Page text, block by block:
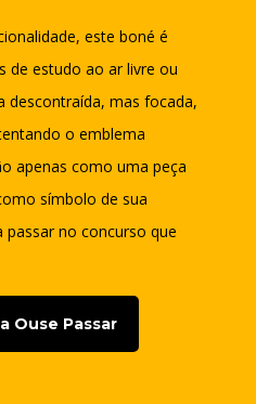
este boné é
de estudo ao ar livre ou
descontraída, mas focada,
o emblema
apenas como uma peça
símbolo de sua
no concurso que
Ouse Passar